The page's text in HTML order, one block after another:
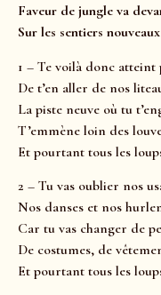
Faveur de jungle va
Sur les sentiers nouveaux
1 – Te voilà donc atteint
De t’en aller de nos
La piste neuve où tu
T’emmène loin des
Et pourtant tous les
2 – Tu vas oublier nos
Nos danses et nos
Car tu vas changer de
De costumes, de
Et pourtant tous les